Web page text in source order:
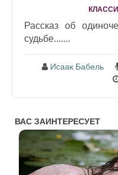
Рассказ об
судьбе.......
Исаак Бабель